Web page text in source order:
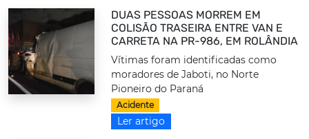
DUAS PESSOAS MORREM EM
COLISÃO TRASEIRA ENTRE VAN E
CARRETA NA PR-986, EM ROLÂNDIA
Vítimas foram identificadas como
moradores de Jaboti, no Norte
Pioneiro do Paraná
Acidente
Ler artigo